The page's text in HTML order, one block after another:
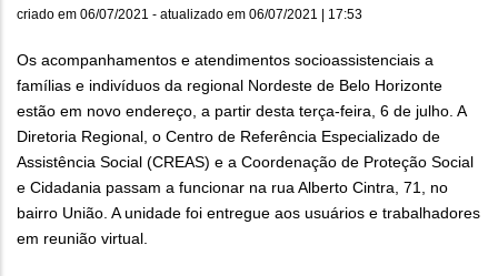
criado em 06/07/2021 - atualizado em 06/07/2021 | 17:53
Os acompanhamentos e atendimentos socioassistenciais a
famílias e indivíduos da regional Nordeste de Belo Horizonte
estão em novo endereço, a partir desta terça-feira, 6 de julho. A
Diretoria Regional, o Centro de Referência Especializado de
Assistência Social (CREAS) e a Coordenação de Proteção Social
e Cidadania passam a funcionar na rua Alberto Cintra, 71, no
bairro União. A unidade foi entregue aos usuários e trabalhadores
em reunião virtual.